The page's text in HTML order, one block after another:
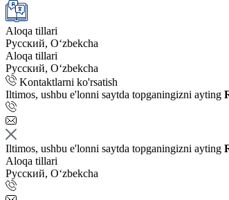
Aloqa tillari
Русский, Oʻzbekcha
Aloqa tillari
Русский, Oʻzbekcha
Kontaktlarni ko'rsatish
Iltimos, ushbu e'lonni saytda topganingizni ayting
Iltimos, ushbu e'lonni saytda topganingizni ayting
Aloqa tillari
Русский, Oʻzbekcha